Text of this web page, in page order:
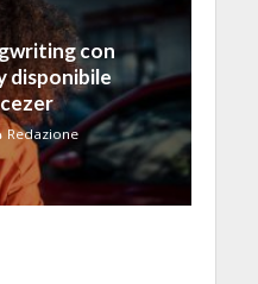
con
disponibile
Redazione